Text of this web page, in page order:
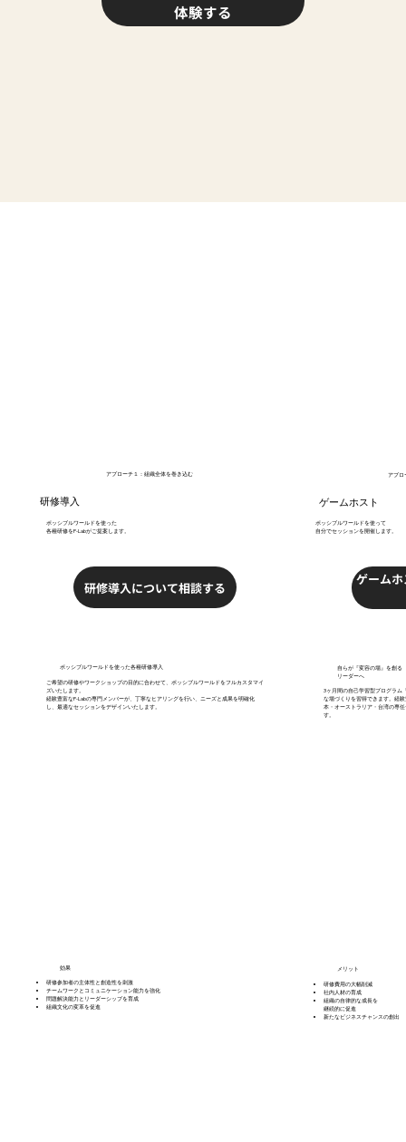
体験する
アプローチ１：組織全体を巻き込む
研修導入
ポッシブルワールドを使った
各種研修をP-Labがご提案します。
研修導入について相談する
ポッシブルワールドを使った各種研修導入
ご希望の研修やワークショップの目的に合わせて、ポッシブルワールドをフルカスタマイ
ズいたします。
経験豊富なP-Labの専門メンバーが、丁寧なヒアリングを行い、ニーズと成果を明確化
し、最適なセッションをデザインいたします。
効果
研修参加者の主体性と創造性を刺激
チームワークとコミュニケーション能力を強化
問題解決能力とリーダーシップを育成
組織文化の変革を促進
アプロ
ゲームホスト
ポッシブルワールドを使って
自分でセッションを開催します。
ゲーム
自らが『変容の場』を創る
リーダーへ
3ヶ月間の自己学習型プログラム
な場づくりを習得できます。経
本・オーストラリア・台湾の専
す。
メリット
研修費用の大幅削減
社内人材の育成
組織の自律的な成長を
継続的に促進
新たなビジネスチャンスの創出